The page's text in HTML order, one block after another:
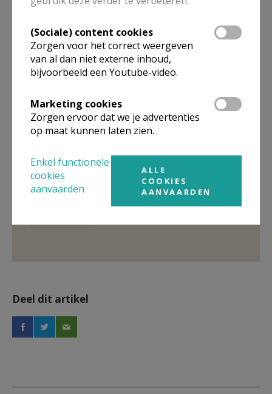
Viering Onze-Lieve-Vrouw-ter-Koorts
Gepubliceerd door
Meer
Deel dit artikel
(Sociale) content cookies
Zorgen voor het correct weergeven
van al dan niet externe inhoud,
bijvoorbeeld een Youtube-video.
Marketing cookies
Zorgen ervoor dat we je advertenties
op maat kunnen laten zien.
Enkel functionele
cookies
aanvaarden
ALLE
COOKIES
AANVAARDEN